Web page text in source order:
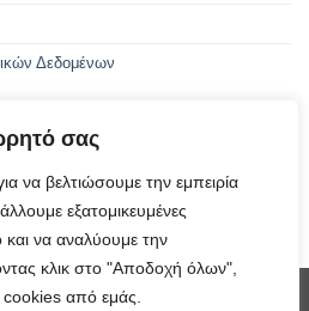
σας
να βελτιώσουμε την εμπειρία
εξατομικευμένες
και να αναλύουμε την
κλικ στο "Αποδοχή όλων",
cookies από εμάς.
Δεδομένων
Ελλάδας και της Ευρωπαϊκής Ένωσης